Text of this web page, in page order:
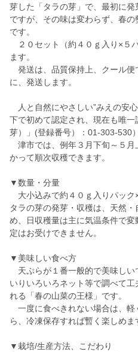
芽した「タラの芽」で、最初に
ですが、その味は変わらず、春
です。
２０セット（約４０ｇ入り×５
ます。
発送は、品質保持上、クール便
に、発送します。
人と自然にやさしい”みえの安
下で初めて認定され、現在も唯
芽）」(登録番号）：01-303-530
津市では、例年３月下旬～５月
かって順次収穫できます。
▼数量・分量
大小込みで約４０ｇ入りパック
タラの芽の発芽・収穫は、天然
め、日収穫量は主に気温条件で
定はお受けできません。
▼美味しい食べ方
天ぷらが１番一般的で美味しい
いりいろいろネット等で調べて
れる「春の山菜の王様」です。
一度に食べきれない場合は、軽
ら、冷凍保存すれば暫く楽しめま
▼栽培/生産方法、こだわり